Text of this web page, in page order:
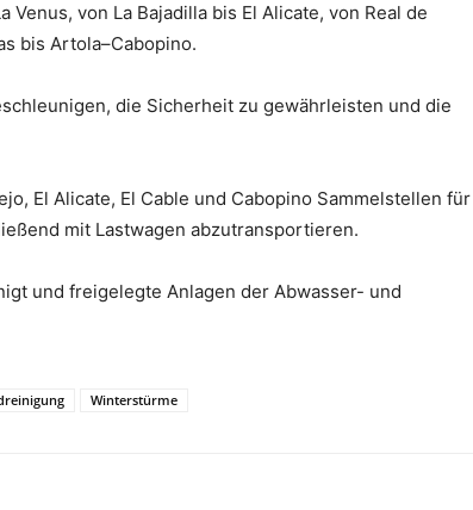
Venus, von La Bajadilla bis El Alicate, von Real de
bis Artola–Cabopino.
die Sicherheit zu gewährleisten und die
El Alicate, El Cable und Cabopino Sammelstellen für
mit Lastwagen abzutransportieren.
und freigelegte Anlagen der Abwasser- und
Winterstürme